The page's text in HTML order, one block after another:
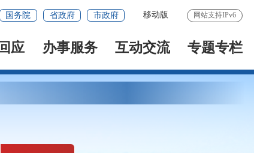
国务院 省政府 市政府 移动版 网站支持IPv6
应 办事服务 互动交流 专题专栏